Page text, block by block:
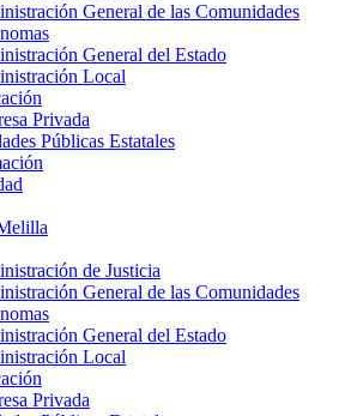
General de las Comunidades
General del Estado
Local
Privada
Públicas Estatales
de Justicia
General de las Comunidades
General del Estado
Local
Privada